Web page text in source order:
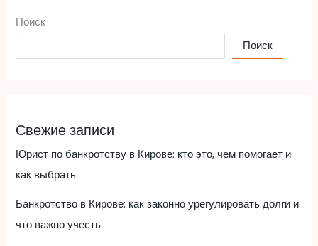
Поиск
Поиск
Свежие записи
Юрист по банкротству в Кирове: кто это, чем помогает и
как выбрать
Банкротство в Кирове: как законно урегулировать долги и
что важно учесть